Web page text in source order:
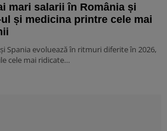
mari salarii în România și
și medicina printre cele mai
Spania evoluează în ritmuri diferite în 2026,
cele mai ridicate…